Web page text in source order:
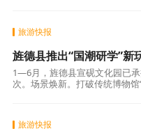
旅游快报
旌德县推出“国潮研学”新
1—6月，旌德县宣砚文化园已
次。场景焕新。打破传统博物
旅游快报